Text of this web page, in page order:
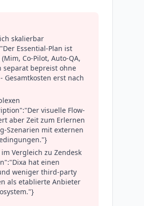
skalierbar
Essential-Plan ist
Co-Pilot, Auto-QA,
separat bepreist ohne
Gesamtkosten erst nach
visuelle Flow-
aber Zeit zum Erlernen
Szenarien mit externen
Vergleich zu Zendesk
hat einen
weniger third-party
als etablierte Anbieter